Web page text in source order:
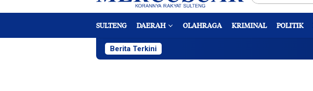
SULTENG DAERAH OLAHRAGA KRIMINAL POLITIK
Berita Terkini